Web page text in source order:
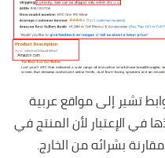
تشير إلى مواقع عربية
في الإعتبار لأن المنتج في
بشرائه من الخارج.